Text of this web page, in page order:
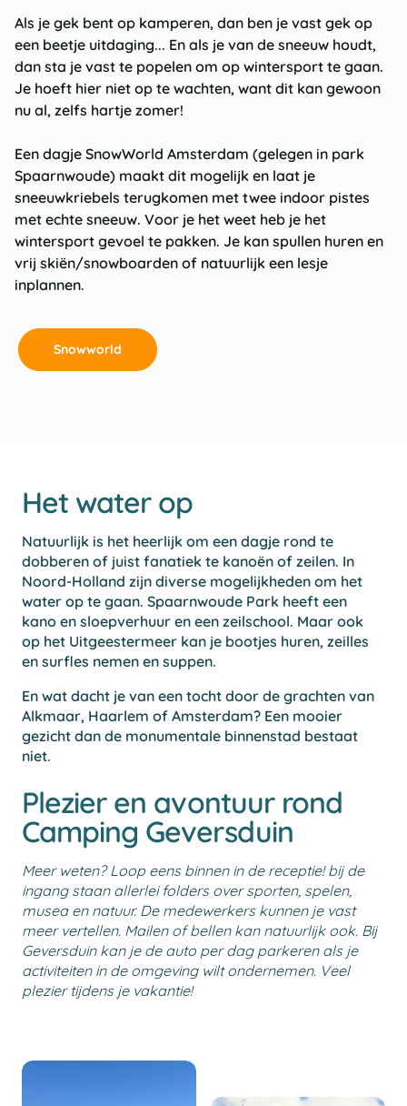
Als je gek bent op kamperen, dan ben je vast gek op
een beetje uitdaging... En als je van de sneeuw houdt,
dan sta je vast te popelen om op wintersport te gaan.
Je hoeft hier niet op te wachten, want dit kan gewoon
nu al, zelfs hartje zomer!
Een dagje SnowWorld Amsterdam (gelegen in park
Spaarnwoude) maakt dit mogelijk en laat je
sneeuwkriebels terugkomen met twee indoor pistes
met echte sneeuw. Voor je het weet heb je het
wintersport gevoel te pakken. Je kan spullen huren en
vrij skiën/snowboarden of natuurlijk een lesje
inplannen.
Snowworld
Het water op
Natuurlijk is het heerlijk om een dagje rond te
dobberen of juist fanatiek te kanoën of zeilen. In
Noord-Holland zijn diverse mogelijkheden om het
water op te gaan. Spaarnwoude Park heeft een
kano en sloepverhuur en een zeilschool. Maar ook
op het Uitgeestermeer kan je bootjes huren, zeilles
en surfles nemen en suppen.
En wat dacht je van een tocht door de grachten van
Alkmaar, Haarlem of Amsterdam? Een mooier
gezicht dan de monumentale binnenstad bestaat
niet.
Plezier en avontuur rond
Camping Geversduin
Meer weten? Loop eens binnen in de receptie! bij de
ingang staan allerlei folders over sporten, spelen,
musea en natuur. De medewerkers kunnen je vast
meer vertellen. Mailen of bellen kan natuurlijk ook. Bij
Geversduin kan je de auto per dag parkeren als je
activiteiten in de omgeving wilt ondernemen. Veel
plezier tijdens je vakantie!